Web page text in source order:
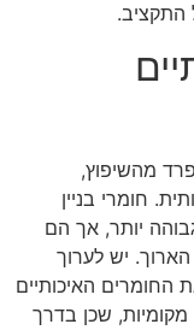
התקציב.
מהשיפוץ,
חומרי בניין
יותר, אך הם
יש לערוך
החומרים האיכותיים
שכן בדרך